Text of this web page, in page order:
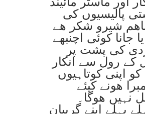
پالیسیوں کی
شیرو شکر ھے
جانا کوئی اچنبھے
کی پشت پر
کے رول سے انکار
اپنی کوتاہیوں
ھونے کیئے
ھوگا۔
پہلے اپنے گریبان